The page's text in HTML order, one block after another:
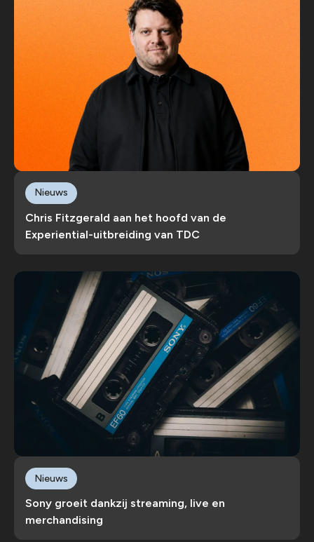
Chris Fitzgerald aan het hoofd van de
Experiential-uitbreiding van TDC
Nieuws
Sony groeit dankzij streaming, live en
merchandising
Nieuws